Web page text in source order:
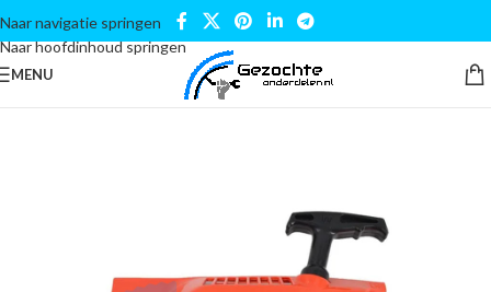
Naar navigatie springen
Naar hoofdinhoud springen
MENU